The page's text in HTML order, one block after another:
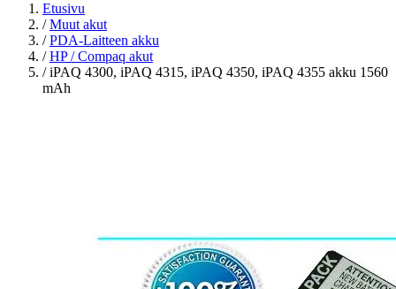
Etusivu
/ Muut akut
/ PDA-Laitteen akku
/ HP / Compaq akut
/ iPAQ 4300, iPAQ 4315, iPAQ 4350, iPAQ 4355 akku 1560
mAh